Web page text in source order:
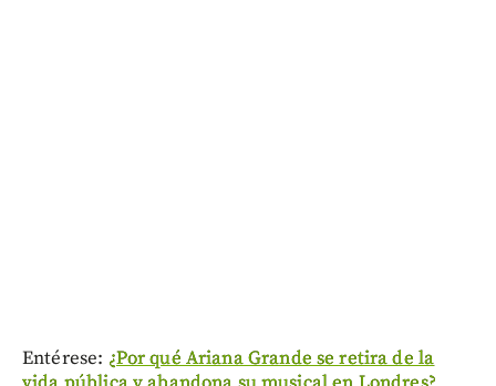
Entérese: ¿Por qué Ariana Grande se retira de la